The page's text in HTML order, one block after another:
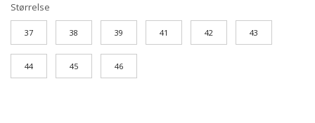
Størrelse
37 38 39 41 42 43
44 45 46